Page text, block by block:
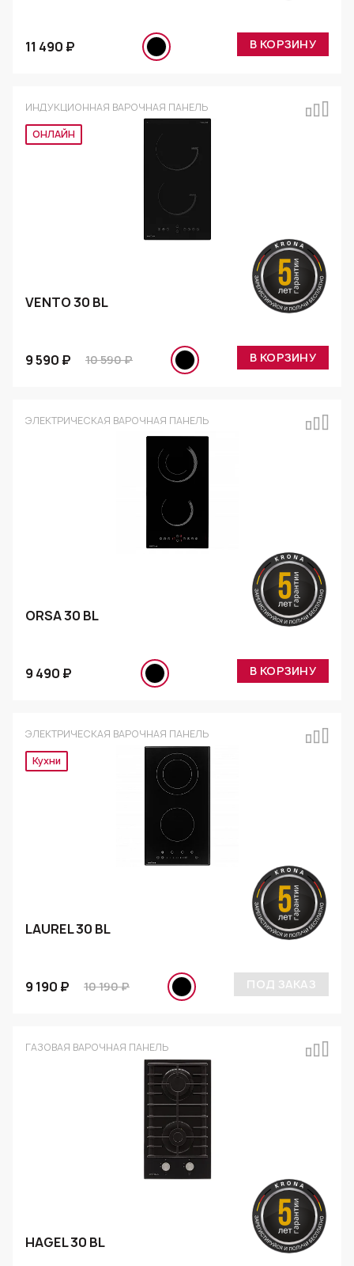
11 490 ₽ В КОРЗИНУ
ИНДУКЦИОННАЯ ВАРОЧНАЯ ПАНЕЛЬ
Эксклюзив
VENTO 30 BL
9 590 ₽ 10 590 ₽ В КОРЗИНУ
ЭЛЕКТРИЧЕСКАЯ ВАРОЧНАЯ ПАНЕЛЬ
ORSA 30 BL
9 490 ₽ В КОРЗИНУ
ЭЛЕКТРИЧЕСКАЯ ВАРОЧНАЯ ПАНЕЛЬ
Эксклюзив
LAUREL 30 BL
9 190 ₽ 10 190 ₽ ПОД ЗАКАЗ
ГАЗОВАЯ ВАРОЧНАЯ ПАНЕЛЬ
HAGEL 30 BL